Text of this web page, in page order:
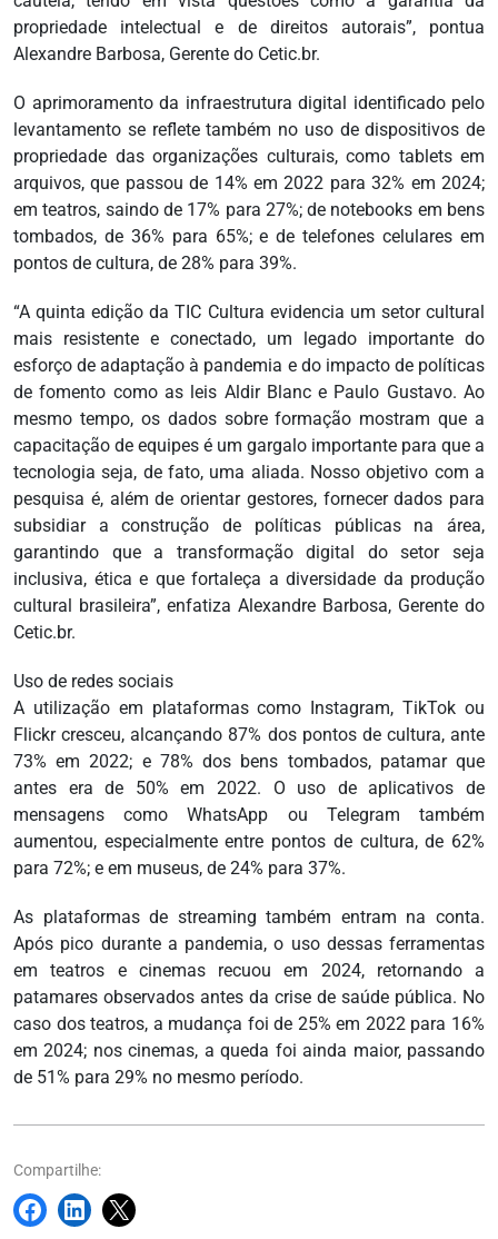
propriedade intelectual e de direitos autorais”, pontua
Alexandre Barbosa, Gerente do Cetic.br.
O aprimoramento da infraestrutura digital identificado pelo
levantamento se reflete também no uso de dispositivos de
propriedade das organizações culturais, como tablets em
arquivos, que passou de 14% em 2022 para 32% em 2024;
em teatros, saindo de 17% para 27%; de notebooks em bens
tombados, de 36% para 65%; e de telefones celulares em
pontos de cultura, de 28% para 39%.
“A quinta edição da TIC Cultura evidencia um setor cultural
mais resistente e conectado, um legado importante do
esforço de adaptação à pandemia e do impacto de políticas
de fomento como as leis Aldir Blanc e Paulo Gustavo. Ao
mesmo tempo, os dados sobre formação mostram que a
capacitação de equipes é um gargalo importante para que a
tecnologia seja, de fato, uma aliada. Nosso objetivo com a
pesquisa é, além de orientar gestores, fornecer dados para
subsidiar a construção de políticas públicas na área,
garantindo que a transformação digital do setor seja
inclusiva, ética e que fortaleça a diversidade da produção
cultural brasileira”, enfatiza Alexandre Barbosa, Gerente do
Cetic.br.
Uso de redes sociais
A utilização em plataformas como Instagram, TikTok ou
Flickr cresceu, alcançando 87% dos pontos de cultura, ante
73% em 2022; e 78% dos bens tombados, patamar que
antes era de 50% em 2022. O uso de aplicativos de
mensagens como WhatsApp ou Telegram também
aumentou, especialmente entre pontos de cultura, de 62%
para 72%; e em museus, de 24% para 37%.
As plataformas de streaming também entram na conta.
Após pico durante a pandemia, o uso dessas ferramentas
em teatros e cinemas recuou em 2024, retornando a
patamares observados antes da crise de saúde pública. No
caso dos teatros, a mudança foi de 25% em 2022 para 16%
em 2024; nos cinemas, a queda foi ainda maior, passando
de 51% para 29% no mesmo período.
Compartilhe: